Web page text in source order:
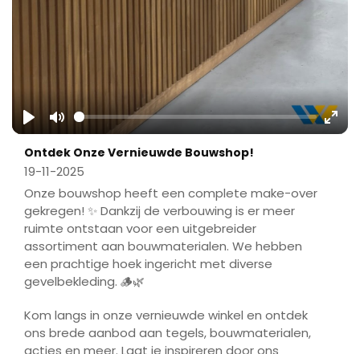
Play Mute
Ontdek Onze Vernieuwde Bouwshop!
19-11-2025
Onze bouwshop heeft een complete make-over
gekregen! ✨ Dankzij de verbouwing is er meer
ruimte ontstaan voor een uitgebreider
assortiment aan bouwmaterialen. We hebben
een prachtige hoek ingericht met diverse
gevelbekleding. 🪵🌿
Kom langs in onze vernieuwde winkel en ontdek
ons brede aanbod aan tegels, bouwmaterialen,
acties en meer. Laat je inspireren door ons